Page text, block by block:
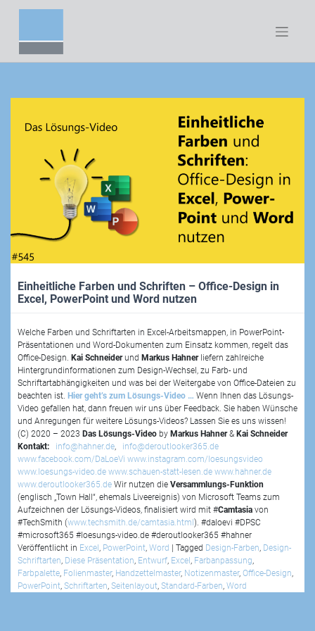
Einheitliche Farben und Schriften – Office-Design in
Excel, PowerPoint und Word nutzen
Welche Farben und Schriftarten in Excel-Arbeitsmappen, in PowerPoint-
Präsentationen und Word-Dokumenten zum Einsatz kommen, regelt das
Office-Design. Kai Schneiderund Markus Hahnerliefern zahlreiche
Hintergrundinformationen zum Design-Wechsel, zu Farb- und
Schriftartabhängigkeiten und was bei der Weitergabe von Office-Dateien zu
beachten ist. Hier geht’s zum Lösungs-Video … Wenn Ihnen das Lösungs-
Video gefallen hat, dann freuen wir uns über Feedback. Sie haben Wünsche
und Anregungen für weitere Lösungs-Videos? Lassen Sie es uns wissen!
(C) 2020 – 2023 Das Lösungs-Video by Markus Hahner& Kai Schneider
Kontakt:
info@hahner.de, info@deroutlooker365.de
www.facebook.com/DaLoeVi www.instagram.com/loesungsvideo
www.loesungs-video.de www.schauen-statt-lesen.de www.hahner.de
www.deroutlooker365.de Wir nutzen die Versammlungs-Funktion
(englisch „Town Hall“, ehemals Liveereignis) von Microsoft Teams zum
Aufzeichnen der Lösungs-Videos, finalisiert wird mit #Camtasia von
#TechSmith (www.techsmith.de/camtasia.html). #daloevi #DPSC
#microsoft365 #loesungs-video.de #deroutlooker365 #hahner
Veröffentlicht in Excel, PowerPoint, Word | Tagged Design-Farben, Design-
Schriftarten, Diese Präsentation, Entwurf, Excel, Farbanpassung,
Farbpalette, Folienmaster, Handzettelmaster, Notizenmaster, Office-Design,
PowerPoint, Schriftarten, Seitenlayout, Standard-Farben, Word